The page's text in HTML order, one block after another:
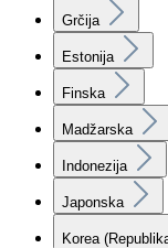
Grčija
Estonija
Finska
Madžarska
Indonezija
Japonska
Korea